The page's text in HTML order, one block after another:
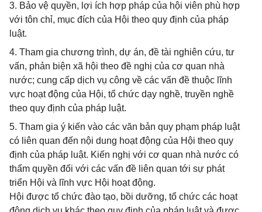
3. Bảo vệ quyền, lợi ích hợp pháp của hội viên phù hợp
với tôn chỉ, mục đích của Hội theo quy định của pháp
luật.
4. Tham gia chương trình, dự án, đề tài nghiên cứu, tư
vấn, phản biện xã hội theo đề nghị của cơ quan nhà
nước; cung cấp dịch vụ công về các vấn đề thuộc lĩnh
vực hoạt động của Hội, tổ chức dạy nghề, truyền nghề
theo quy định của pháp luật.
5. Tham gia ý kiến vào các văn bản quy phạm pháp luật
có liên quan đến nội dung hoạt động của Hội theo quy
định của pháp luật. Kiến nghị với cơ quan nhà nước có
thẩm quyền đối với các vấn đề liên quan tới sự phát
triển Hội và lĩnh vực Hội hoạt động.
Hội được tổ chức đào tạo, bồi dưỡng, tổ chức các hoạt